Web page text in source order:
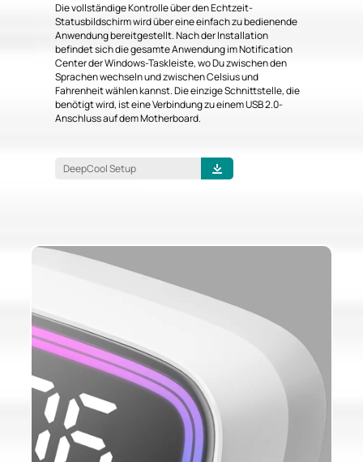
Die vollständige Kontrolle über den Echtzeit-
Statusbildschirm wird über eine einfach zu bedienende
Anwendung bereitgestellt. Nach der Installation
befindet sich die gesamte Anwendung im Notification
Center der Windows-Taskleiste, wo Du zwischen den
Sprachen wechseln und zwischen Celsius und
Fahrenheit wählen kannst. Die einzige Schnittstelle, die
benötigt wird, ist eine Verbindung zu einem USB 2.0-
Anschluss auf dem Motherboard.
DeepCool Setup